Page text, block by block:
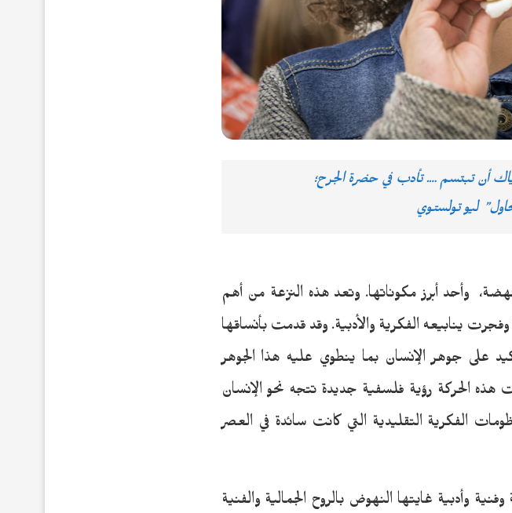
أن تبتسم …. تأدب في حضرة الجرح؛
ليو تولستوي
وأحد أبرز مكوناتها. وتعد هذه النزعة من أهم
ينابيعه الفكرية والأدبية. وقد قدمت بأنساقها
على جوهر الإنسان بما ينطوي عليه هذا الجوهر
هذه الحركة رؤية فلسفية جديدة تتجه نحو الإنسان
الفكرية التقليدية التي كانت سائدة في العصر
وأدبية غايتها النهوض بالروح الجمالية والفنية